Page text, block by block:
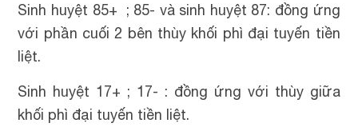
Sinh huyệt 85+ ; 85- và sinh huyệt 87: đồng ứng
với phần cuối 2 bên thùy khối phì đại tuyến tiền
liệt.
Sinh huyệt 17+ ; 17- : đồng ứng với thùy giữa
khối phì đại tuyến tiền liệt.